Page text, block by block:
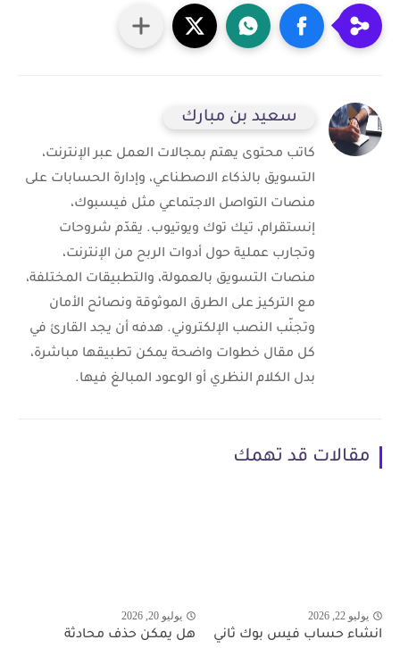
سعيد بن مبارك
كاتب محتوى يهتم بمجالات العمل عبر الإنترنت،
التسويق بالذكاء الاصطناعي، وإدارة الحسابات على
منصات التواصل الاجتماعي مثل فيسبوك،
إنستقرام، تيك توك ويوتيوب. يقدّم شروحات
وتجارب عملية حول أدوات الربح من الإنترنت،
منصات التسويق بالعمولة، والتطبيقات المختلفة،
مع التركيز على الطرق الموثوقة ونصائح الأمان
وتجنّب النصب الإلكتروني. هدفه أن يجد القارئ في
كل مقال خطوات واضحة يمكن تطبيقها مباشرة،
بدل الكلام النظري أو الوعود المبالغ فيها.
مقالات قد تهمك
يوليو 22, 2026
انشاء حساب فيس بوك ثاني
يوليو 20, 2026
هل يمكن حذف محادثة